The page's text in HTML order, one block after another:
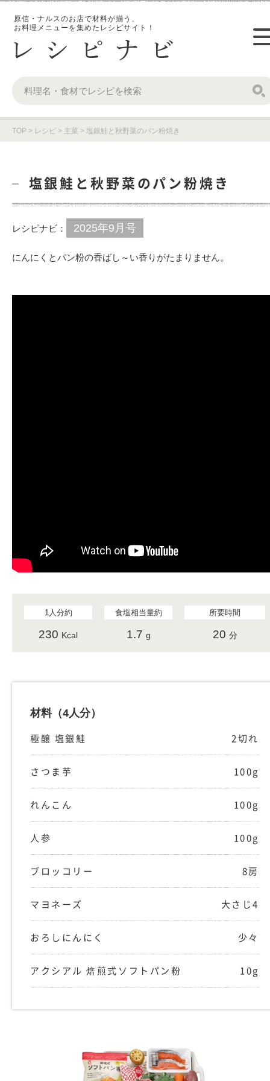
原信・ナルスのお店で材料が揃う、
お料理メニューを集めたレシピサイト！
TOP > レシピ > 主菜 > 塩銀鮭と秋野菜のパン粉焼き
塩銀鮭と秋野菜のパン粉焼き
レシピナビ： 2025年9月号
にんにくとパン粉の香ばし～い香りがたまりません。
1人分約
230 Kcal
食塩相当量約
1.7 g
所要時間
20 分
材料（4人分）
極醸 塩銀鮭 2切れ
さつま芋 100g
れんこん 100g
人参 100g
ブロッコリー 8房
マヨネーズ 大さじ4
おろしにんにく 少々
アクシアル 焙煎式ソフトパン粉 10g